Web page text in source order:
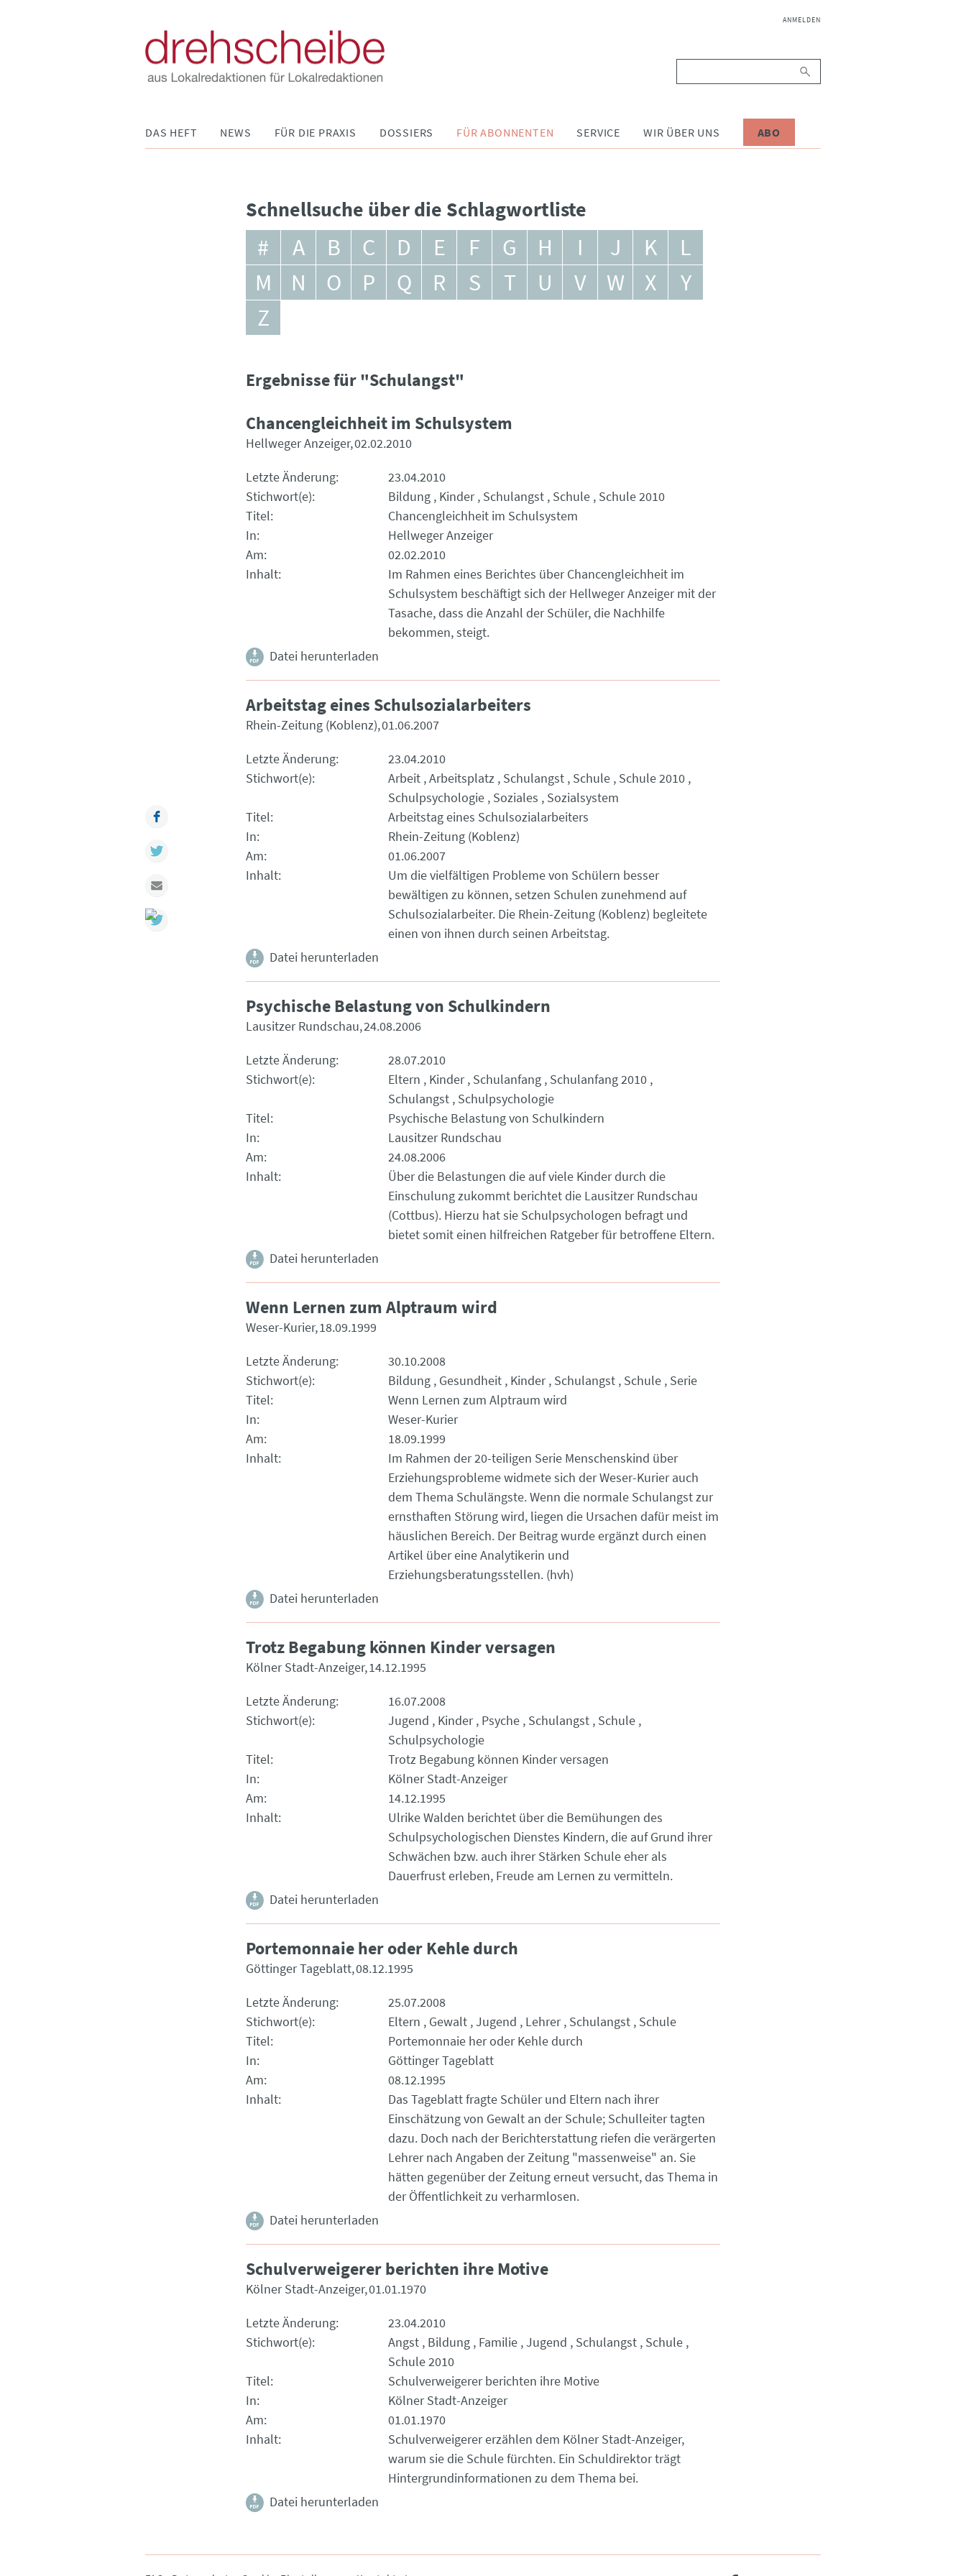
NAVIGATION
ANMELDEN
DAS HEFT NEWS FÜR DIE PRAXIS DOSSIERS FÜR ABONNENTEN SERVICE WIR ÜBER UNS ABO
Schnellsuche über die Schlagwortliste
# A B C D E F G H I J K
L
M
N O P Q R S T U V W X
Y
Z
Ergebnisse für "Schulangst"
Chancengleichheit im Schulsystem
Hellweger Anzeiger 02.02.2010
Letzte Änderung
23.04.2010
Stichwort(e)
Bildung Kinder Schulangst Schule Schule 2010
Titel
Chancengleichheit im Schulsystem
In
Hellweger Anzeiger
Am
02.02.2010
Inhalt
Im Rahmen eines Berichtes über Chancengleichheit im
Schulsystem beschäftigt sich der Hellweger Anzeiger mit der
Tasache, dass die Anzahl der Schüler, die Nachhilfe
bekommen, steigt.
Datei herunterladen
Arbeitstag eines Schulsozialarbeiters
Rhein-Zeitung (Koblenz) 01.06.2007
Letzte Änderung
23.04.2010
Stichwort(e)
Arbeit Arbeitsplatz Schulangst Schule Schule 2010
Schulpsychologie Soziales
Sozialsystem
Titel
Arbeitstag eines Schulsozialarbeiters
In
Rhein-Zeitung (Koblenz)
Am
01.06.2007
Inhalt
Um die vielfältigen Probleme von Schülern besser
bewältigen zu können, setzen Schulen zunehmend auf
Schulsozialarbeiter. Die Rhein-Zeitung (Koblenz) begleitete
einen von ihnen durch seinen Arbeitstag.
Datei herunterladen
Psychische Belastung von Schulkindern
Lausitzer Rundschau 24.08.2006
Letzte Änderung
28.07.2010
Stichwort(e)
Eltern Kinder Schulanfang Schulanfang 2010
Schulangst Schulpsychologie
Titel
Psychische Belastung von Schulkindern
In
Lausitzer Rundschau
Am
24.08.2006
Inhalt
Über die Belastungen die auf viele Kinder durch die
Einschulung zukommt berichtet die Lausitzer Rundschau
(Cottbus). Hierzu hat sie Schulpsychologen befragt und
bietet somit einen hilfreichen Ratgeber für betroffene Eltern.
Datei herunterladen
Wenn Lernen zum Alptraum wird
Weser-Kurier 18.09.1999
Letzte Änderung
30.10.2008
Stichwort(e)
Bildung Gesundheit Kinder Schulangst Schule Serie
Titel
Wenn Lernen zum Alptraum wird
In
Weser-Kurier
Am
18.09.1999
Inhalt
Im Rahmen der 20-teiligen Serie Menschenskind über
Erziehungsprobleme widmete sich der Weser-Kurier auch
dem Thema Schulängste. Wenn die normale Schulangst zur
ernsthaften Störung wird, liegen die Ursachen dafür meist im
häuslichen Bereich. Der Beitrag wurde ergänzt durch einen
Artikel über eine Analytikerin und
Erziehungsberatungsstellen. (hvh)
Datei herunterladen
Trotz Begabung können Kinder versagen
Kölner Stadt-Anzeiger 14.12.1995
Letzte Änderung
16.07.2008
Stichwort(e)
Jugend Kinder Psyche Schulangst Schule
Schulpsychologie
Titel
Trotz Begabung können Kinder versagen
In
Kölner Stadt-Anzeiger
Am
14.12.1995
Inhalt
Ulrike Walden berichtet über die Bemühungen des
Schulpsychologischen Dienstes Kindern, die auf Grund ihrer
Schwächen bzw. auch ihrer Stärken Schule eher als
Dauerfrust erleben, Freude am Lernen zu vermitteln.
Datei herunterladen
Portemonnaie her oder Kehle durch
Göttinger Tageblatt 08.12.1995
Letzte Änderung
25.07.2008
Stichwort(e)
Eltern Gewalt Jugend Lehrer Schulangst Schule
Titel
Portemonnaie her oder Kehle durch
In
Göttinger Tageblatt
Am
08.12.1995
Inhalt
Das Tageblatt fragte Schüler und Eltern nach ihrer
Einschätzung von Gewalt an der Schule; Schulleiter tagten
dazu. Doch nach der Berichterstattung riefen die verärgerten
Lehrer nach Angaben der Zeitung "massenweise" an. Sie
hätten gegenüber der Zeitung erneut versucht, das Thema in
der Öffentlichkeit zu verharmlosen.
Datei herunterladen
Schulverweigerer berichten ihre Motive
Kölner Stadt-Anzeiger 01.01.1970
Letzte Änderung
23.04.2010
Stichwort(e)
Angst Bildung Familie Jugend Schulangst Schule
Schule 2010
Titel
Schulverweigerer berichten ihre Motive
In
Kölner Stadt-Anzeiger
Am
01.01.1970
Inhalt
Schulverweigerer erzählen dem Kölner Stadt-Anzeiger,
warum sie die Schule fürchten. Ein Schuldirektor trägt
Hintergrundinformationen zu dem Thema bei.
Datei herunterladen